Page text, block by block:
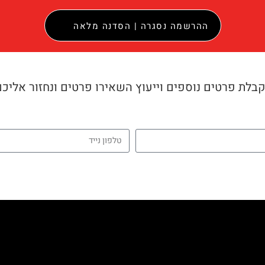
ההרשמה נסגרה | הסדנה מלאה
פרטים נוספים וייעוץ השאירו פרטים ונחזור